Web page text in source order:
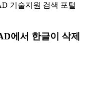
기술지원 검색 포털
에서 한글이 삭제